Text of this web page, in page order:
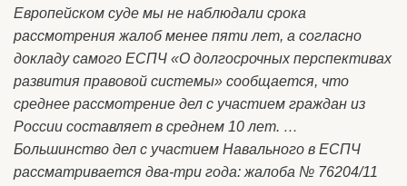
Европейском суде мы не наблюдали срока
рассмотрения жалоб менее пяти лет, а согласно
докладу самого ЕСПЧ «О долгосрочных перспективах
развития правовой системы» сообщается, что
среднее рассмотрение дел с участием граждан из
России составляет в среднем 10 лет. …
Большинство дел с участием Навального в ЕСПЧ
рассматривается два-три года: жалоба № 76204/11